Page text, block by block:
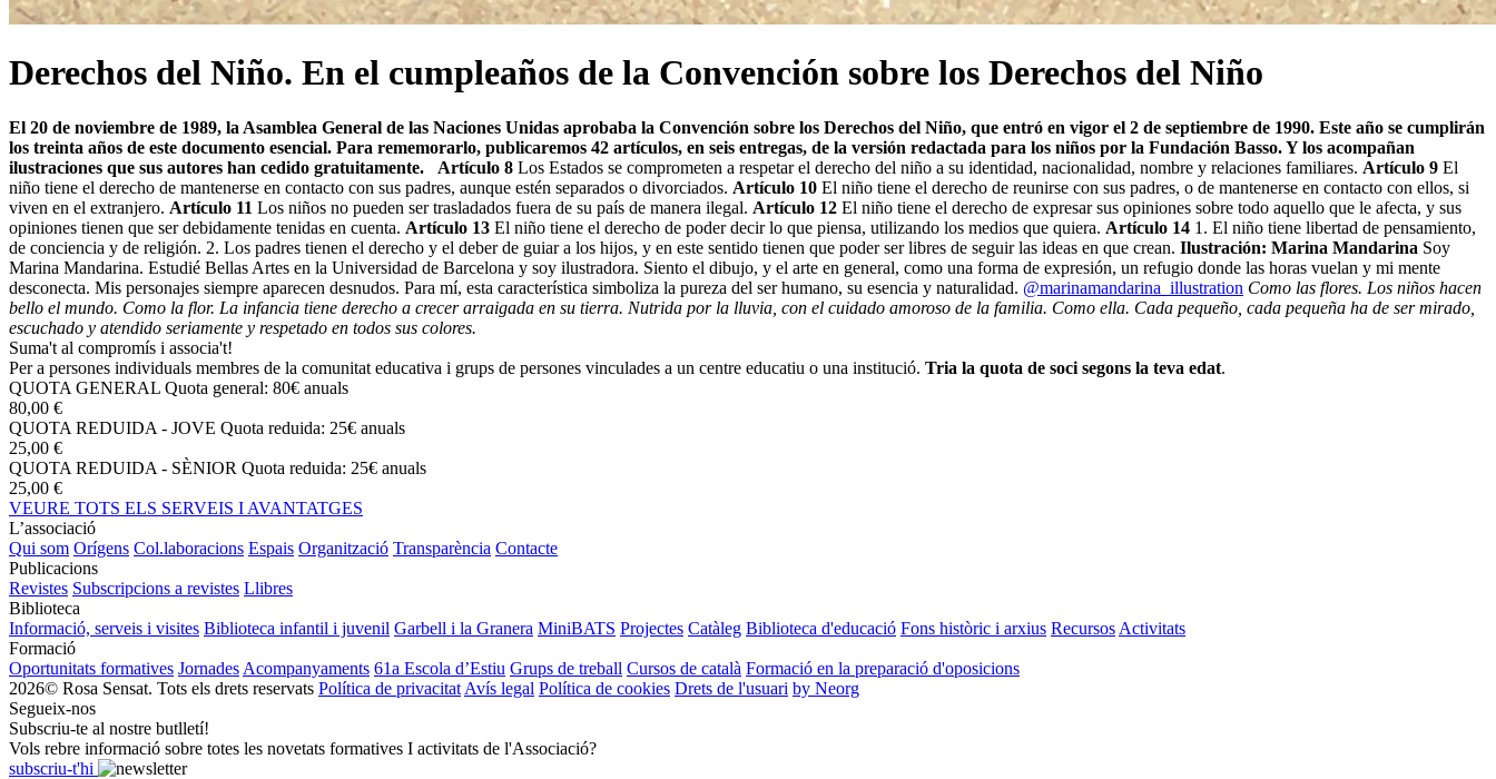
Derechos del Niño. En el cumpleaños de la Convención sobre los Derechos del Niño
El 20 de noviembre de 1989, la Asamblea Gene­ral de las Naciones Unidas aprobaba la Conven­ción sobre los Derechos del Niño, que entró en vigor el 2 de septiembre de 1990. Este año se cumplirán
los treinta años de este documento esencial. Para rememorarlo, publicaremos 42 artículos, en seis entregas, de la versión redactada para los niños por la Fundación Basso. Y los acompañan
ilustraciones que sus autores han cedido gratuitamente.
Artículo 8 Los Estados se comprometen a respetar el derecho del niño a su identidad, nacionalidad, nombre y relaciones familiares. Artículo 9 El
niño tiene el derecho de mantenerse en contacto con sus padres, aunque estén separados o divorciados. Artículo 10 El niño tiene el derecho de reunirse con sus padres, o de mantenerse en contacto con ellos, si
viven en el extranjero. Artículo 11 Los niños no pueden ser trasladados fuera de su país de manera ilegal. Artículo 12 El niño tiene el derecho de expresar sus opiniones sobre todo aquello que le afecta, y sus
opiniones tienen que ser debidamente tenidas en cuenta. Artículo 13 El niño tiene el derecho de poder decir lo que piensa, utilizando los medios que quiera. Artículo 14 1. El niño tiene libertad de pensamiento,
de conciencia y de religión. 2. Los padres tienen el derecho y el deber de guiar a los hijos, y en este sentido tienen que poder ser libres de seguir las ideas en que crean. Ilustración: Marina Mandarina Soy
Marina Mandarina. Estudié Bellas Artes en la Universidad de Barcelona y soy ilustradora. Siento el dibujo, y el arte en general, como una forma de expresión, un refugio donde las horas vuelan y mi mente
desconecta. Mis personajes siempre aparecen desnudos. Para mí, esta característica simboliza la pureza del ser humano, su esencia y naturalidad. @marinamandarina_illustration Como las flores. Los niños hacen
bello el mundo. Como la flor. La infancia tiene derecho a crecer arraigada en su tierra. Nutrida por la lluvia, con el cuidado amoroso de la familia. Como ella. Cada pequeño, cada pequeña ha de ser mirado,
escuchado y atendido seriamente y respetado en todos sus colores.
Suma't al compromís i associa't!
Per a persones individuals membres de la comunitat educativa i grups de persones vinculades a un centre educatiu o una institució. Tria la quota de soci segons la teva edat.
QUOTA GENERAL Quota general: 80€ anuals
80,00 €
QUOTA REDUIDA - JOVE Quota reduida: 25€ anuals
25,00 €
QUOTA REDUIDA - SÈNIOR Quota reduida: 25€ anuals
25,00 €
VEURE TOTS ELS SERVEIS I AVANTATGES
L’associació
Qui som Orígens Col.laboracions Espais Organització Transparència Contacte
Publicacions
Revistes Subscripcions a revistes Llibres
Biblioteca
Informació, serveis i visites Biblioteca infantil i juvenil Garbell i la Granera MiniBATS Projectes Catàleg Biblioteca d'educació Fons històric i arxius Recursos Activitats
Formació
Oportunitats formatives Jornades Acompanyaments 61a Escola d’Estiu Grups de treball Cursos de català Formació en la preparació d'oposicions
2026© Rosa Sensat. Tots els drets reservats Política de privacitat Avís legal Política de cookies Drets de l'usuari by Neorg
Segueix-nos
Subscriu-te al nostre butlletí!
Vols rebre informació sobre totes les novetats formatives I activitats de l'Associació?
subscriu-t'hi